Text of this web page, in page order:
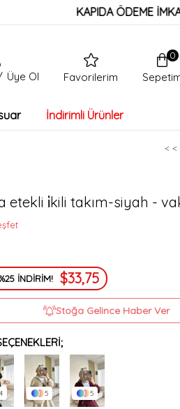
KAPIDA ÖDEME İMKANI!
0
Favorilerim
Üye Ol
İndirimli Ürünler
<
etekli i̇kili takım-siyah -
İNDİRİM! $33,75
Stoğa Gelince Haber Ver
4 5 5